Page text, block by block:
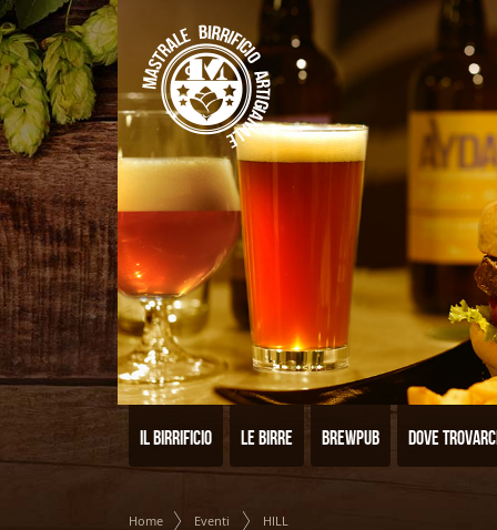
Il birrificio Le birre Brewpub Dove
Home Eventi HILL